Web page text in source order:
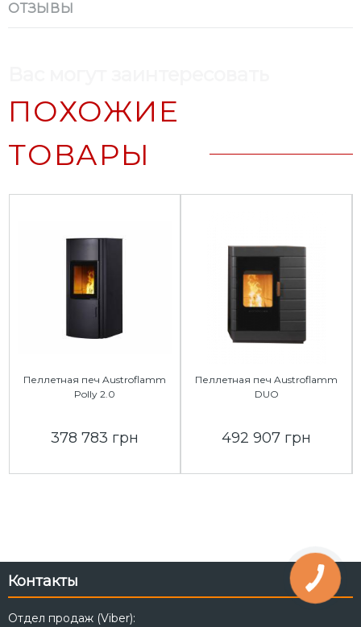
ОТЗЫВЫ
ПОХОЖИЕ
ТОВАРЫ
Пеллетная печ Austroflamm
Polly 2.0
378 783 грн
Пеллетная печ Austroflamm
DUO
492 907 грн
Контакты
Отдел продаж (Viber):